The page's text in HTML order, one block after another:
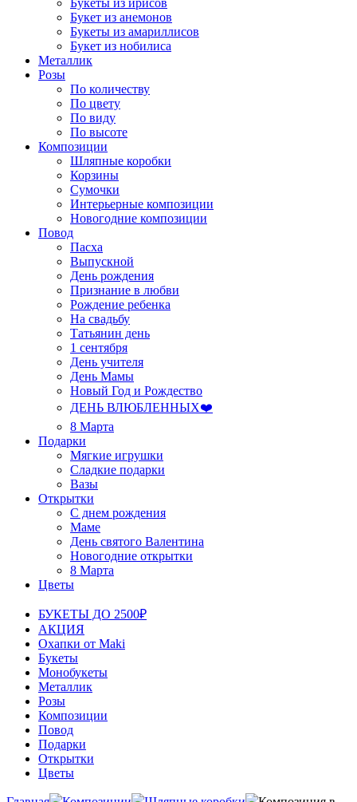
Букеты из ирисов
Букет из анемонов
Букеты из амариллисов
Букет из нобилиса
Металлик
Розы
По количеству
По цвету
По виду
По высоте
Композиции
Шляпные коробки
Корзины
Сумочки
Интерьерные композиции
Новогодние композиции
Повод
Пасха
Выпускной
День рождения
Признание в любви
Рождение ребенка
На свадьбу
Татьянин день
1 сентября
День учителя
День Мамы
Новый Год и Рождество
ДЕНЬ ВЛЮБЛЕННЫХ❤️
8 Марта
Подарки
Мягкие игрушки
Сладкие подарки
Вазы
Открытки
С днем рождения
Маме
День святого Валентина
Новогодние открытки
8 Марта
Цветы
БУКЕТЫ ДО 2500₽
АКЦИЯ
Охапки от Maki
Букеты
Монобукеты
Металлик
Розы
Композиции
Повод
Подарки
Открытки
Цветы